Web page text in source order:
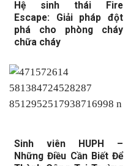
Hệ sinh thái Fire
Escape: Giải pháp đột
phá cho phòng cháy
chữa cháy
Sinh viên HUPH –
Những Điều Cần Biết Để